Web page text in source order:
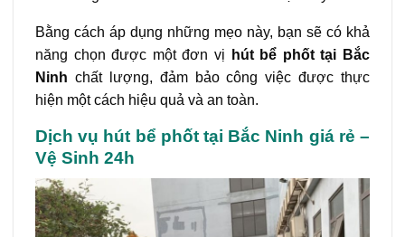
Bằng cách áp dụng những mẹo này, bạn sẽ có khả
năng chọn được một đơn vị
hút bể phốt tại Bắc
Ninh chất lượng, đảm bảo công việc được thực
hiện một cách hiệu quả và an toàn.
Dịch vụ hút bể phốt tại Bắc Ninh giá rẻ –
Vệ Sinh 24h